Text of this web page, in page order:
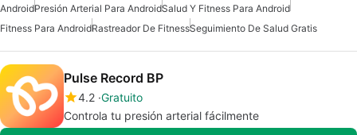
AndroidPresión Arterial Para AndroidSalud Y Fitness Para Android
Fitness Para AndroidRastreador De FitnessSeguimiento De Salud Gratis
Pulse Record BP
4.2 Gratuito
Controla tu presión arterial fácilmente